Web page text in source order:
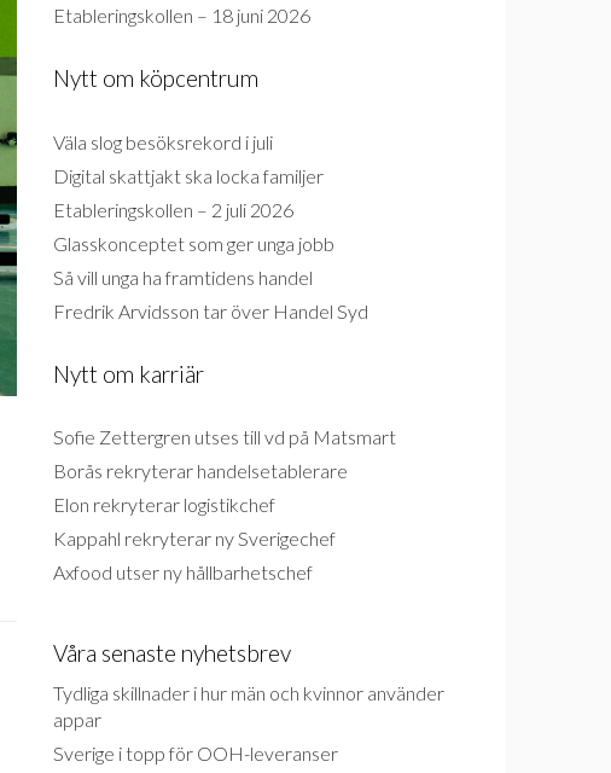
Etableringskollen – 18 juni 2026
Nytt om köpcentrum
Väla slog besöksrekord i juli
Digital skattjakt ska locka familjer
Etableringskollen – 2 juli 2026
Glasskonceptet som ger unga jobb
Så vill unga ha framtidens handel
Fredrik Arvidsson tar över Handel Syd
Nytt om karriär
Sofie Zettergren utses till vd på Matsmart
Borås rekryterar handelsetablerare
Elon rekryterar logistikchef
Kappahl rekryterar ny Sverigechef
Axfood utser ny hållbarhetschef
Våra senaste nyhetsbrev
Tydliga skillnader i hur män och kvinnor använder
appar
Sverige i topp för OOH-leveranser